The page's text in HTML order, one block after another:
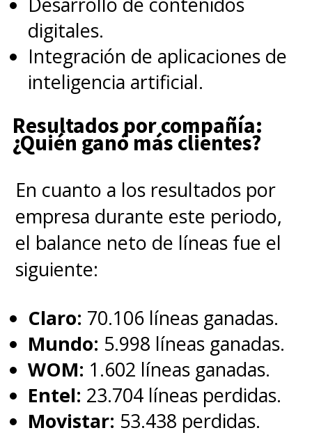
digitales.
Integración de aplicaciones de
inteligencia artificial.
Resultados por compañía:
¿Quién ganó más clientes?
En cuanto a los resultados por
empresa durante este periodo,
el balance neto de líneas fue el
siguiente:
Claro: 70.106 líneas ganadas.
Mundo: 5.998 líneas ganadas.
WOM: 1.602 líneas ganadas.
Entel: 23.704 líneas perdidas.
Movistar: 53.438 perdidas.